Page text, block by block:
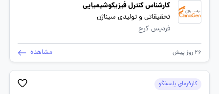
کارشناس کنترل فیزیکوشیمیایی
تحقیقاتی و تولیدی سیناژن
فردیس کرج
26 روز پیش مشاهده
کارفرمای پاسخگو